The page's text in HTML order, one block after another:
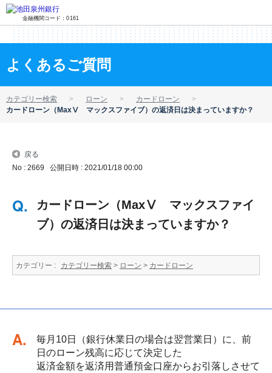
金融機関コード：0161
よくあるご質問
カテゴリー検索 ローン
カードローン
カードローン（MaxⅤ マックスファイブ）の返済日は決まっていますか？
戻る
No : 2669 公開日時 : 2021/01/18 00:00
カードローン（MaxⅤ マックスファイ
ブ）の返済日は決まっていますか？
カテゴリー : カテゴリー検索 > ローン > カードローン
回答
毎月10日（銀行休業日の場合は翌営業日）に、前
日のローン残高に応じて決定した
返済金額を返済用普通預金口座からお引落しさせて